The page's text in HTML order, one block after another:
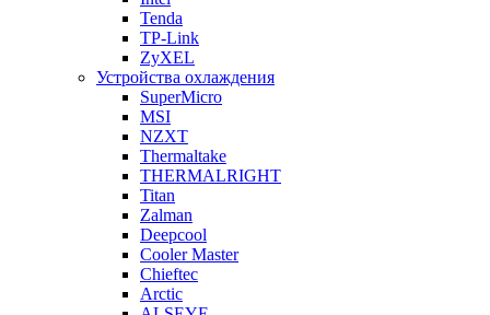
Tenda
TP-Link
ZyXEL
Устройства охлаждения
SuperMicro
MSI
NZXT
Thermaltake
THERMALRIGHT
Titan
Zalman
Deepcool
Cooler Master
Chieftec
Arctic